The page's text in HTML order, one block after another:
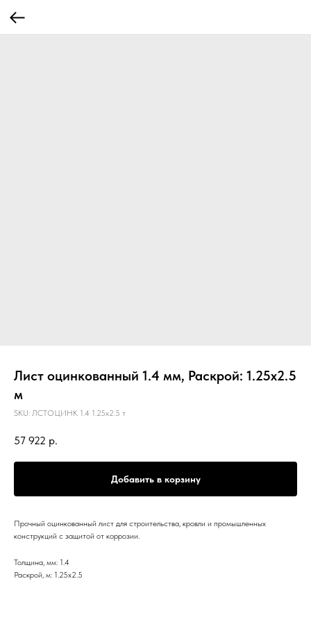
Лист оцинкованный 1.4 мм, Раскрой: 1.25х2.5
м
SKU: ЛСТОЦИНК 1.4 1.25х2.5 т
57 922 р.
Добавить в корзину
Прочный оцинкованный лист для строительства, кровли и промышленных
конструкций с защитой от коррозии.
Толщина, мм: 1.4
Раскрой, м: 1.25х2.5